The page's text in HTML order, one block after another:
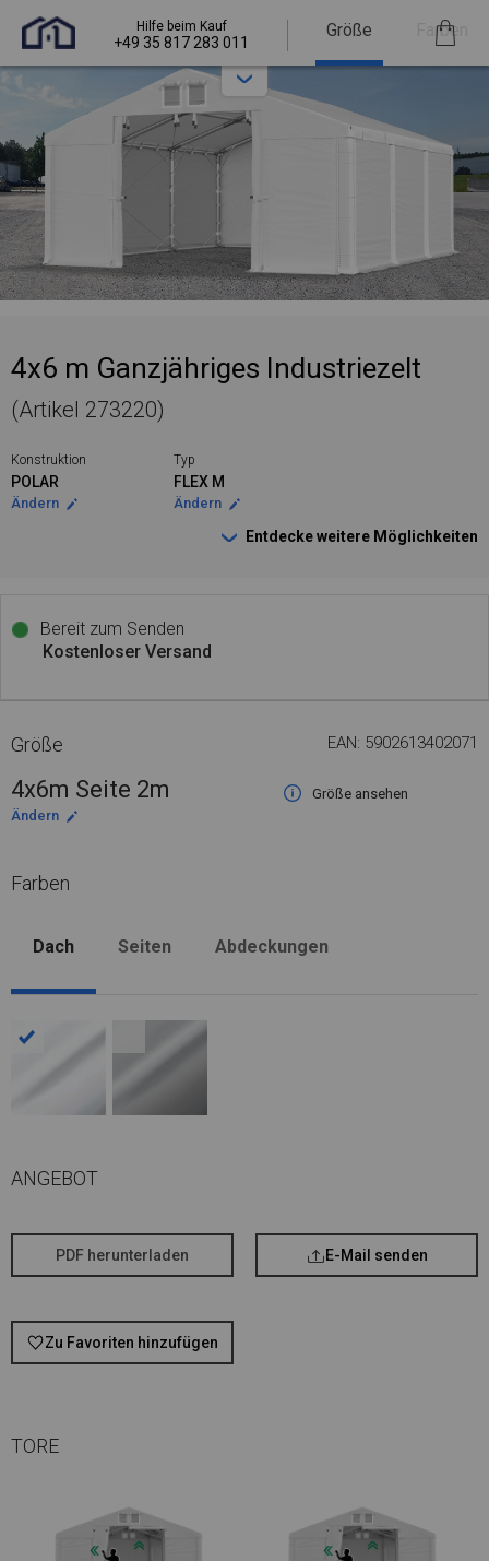
Hilfe beim Kauf
+49 35 817 283 011
Größe Farben
4x6 m Ganzjähriges Industriezelt
(Artikel 273220)
Konstruktion
POLAR
Ändern
Typ
FLEX M
Ändern
Entdecke weitere Möglichkeiten
Bereit zum Senden
Kostenloser Versand
Größe EAN: 5902613402071
4x6m Seite 2m
Größe ansehen
Ändern
Farben
Dach Seiten Abdeckungen
ANGEBOT
PDF herunterladen E-Mail senden
Zu Favoriten hinzufügen
TORE